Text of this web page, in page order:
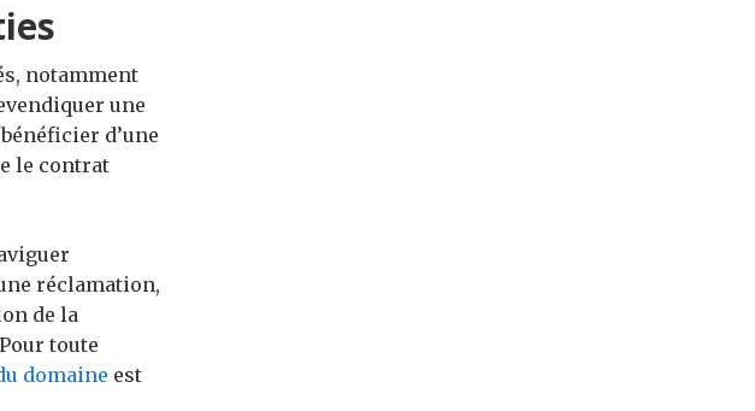
notamment
une
d’une
le contrat
réclamation,
de la
toute
domaine est